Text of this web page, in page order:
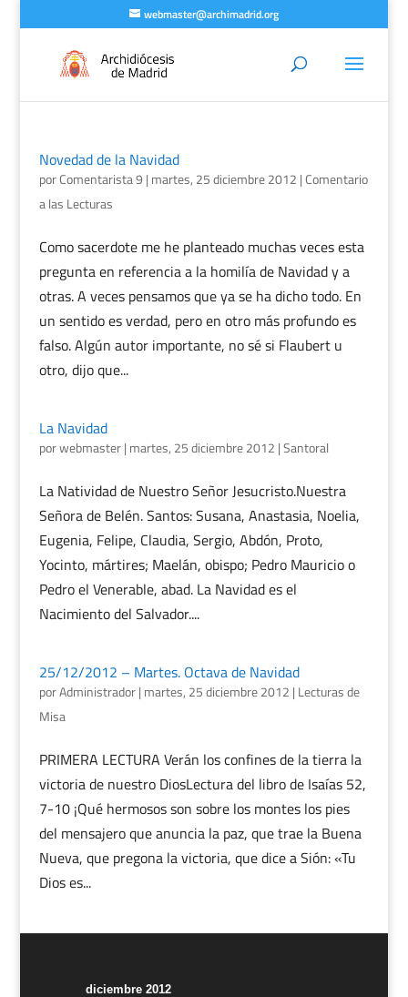
webmaster@archimadrid.org
Novedad de la Navidad
porComentarista 9 | martes, 25 diciembre 2012 |Comentario
a las Lecturas
Como sacerdote me he planteado muchas veces esta
pregunta en referencia a la homilía de Navidad y a
otras. A veces pensamos que ya se ha dicho todo. En
un sentido es verdad, pero en otro más profundo es
falso. Algún autor importante, no sé si Flaubert u
otro, dijo que...
La Navidad
porwebmaster| martes, 25 diciembre 2012 |Santoral
La Natividad de Nuestro Señor Jesucristo.Nuestra
Señora de Belén. Santos: Susana, Anastasia, Noelia,
Eugenia, Felipe, Claudia, Sergio, Abdón, Proto,
Yocinto, mártires; Maelán, obispo; Pedro Mauricio o
Pedro el Venerable, abad. La Navidad es el
Nacimiento del Salvador....
25/12/2012 – Martes. Octava de Navidad
porAdministrador| martes, 25 diciembre 2012 | Lecturas de
Misa
PRIMERA LECTURA Verán los confines de la tierra la
victoria de nuestro DiosLectura del libro de Isaías 52,
7-10 ¡Qué hermosos son sobre los montes los pies
del mensajero que anuncia la paz, que trae la Buena
Nueva, que pregona la victoria, que dice a Sión: «Tu
Dios es...
diciembre 2012